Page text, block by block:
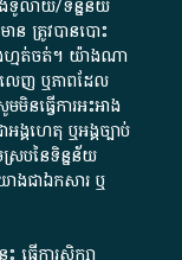
ទូលាយ​/​ទិន្នន័យ​
ត្រូវ​បាន​បោះ
ង​ហ្មត់ចត់​។​ យ៉ាងណា​
េញ​ ឬ​ភាព​ដែល​
ន​ធ្វើការ​អះអាង​
ង្គហេតុ​ ឬ​អង្គច្បាប់​
រប​នៃ​ទិន្នន័យ​
ង​ជា​ឯកសារ​ ឬ​